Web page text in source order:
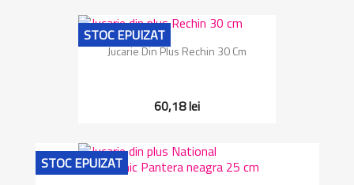
Jucarie Din Plus Rechin 30 Cm
60,18 lei
STOC EPUIZAT
STOC EPUIZAT